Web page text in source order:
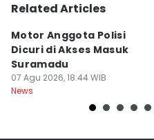
Related Articles
Motor Anggota Polisi
Dicuri di Akses Masuk
Suramadu
07 Agu 2026, 18:44 WIB
News